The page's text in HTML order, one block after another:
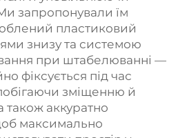
запропонували їм
пластиковий
знизу та системою
при штабелюванні —
фіксується під час
зміщенню й
аккуратно
максимально